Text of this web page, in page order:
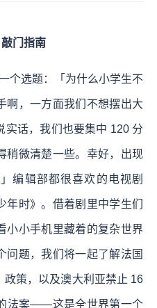
门指南
个选题：「为什么小学生不
啊，一方面我们不想摆出大
实话，我们也要集中 120 分
稍微清楚一些。幸好，出现
编辑部都很喜欢的电视剧
时》。借着剧里中学生们
小小手机里藏着的复杂世界
问题，我们将一起了解法国
政策，以及澳大利亚禁止 16
法案——这是全世界第一个